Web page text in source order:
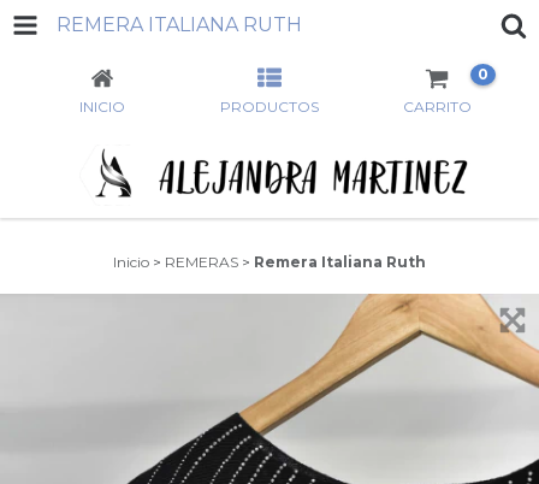
REMERA ITALIANA RUTH
INICIO PRODUCTOS CARRITO
0
Inicio > REMERAS > Remera Italiana Ruth